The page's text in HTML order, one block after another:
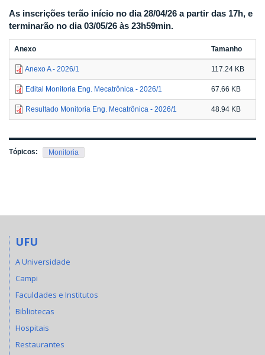
As inscrições terão início no dia 28/04/26 a partir das 17h, e
terminarão no dia 03/05/26 às 23h59min.
Anexo Tamanho
Anexo A - 2026/1 117.24 KB
Edital Monitoria Eng. Mecatrônica - 2026/1 67.66 KB
Resultado Monitoria Eng. Mecatrônica - 2026/1 48.94 KB
Tópicos: Monitoria
UFU
A Universidade
Campi
Faculdades e Institutos
Bibliotecas
Hospitais
Restaurantes